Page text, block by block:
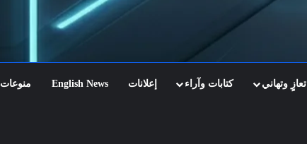
تعازٍ وتهاني كتابات وآراء إعلانات English News منوعات